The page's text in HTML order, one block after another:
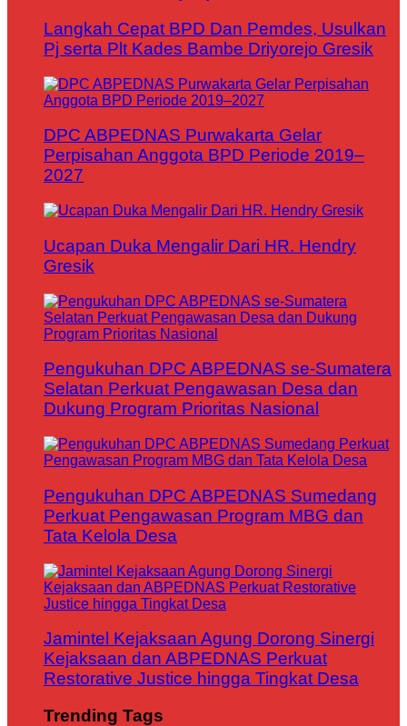
Langkah Cepat BPD Dan Pemdes, Usulkan
Pj serta Plt Kades Bambe Driyorejo Gresik
DPC ABPEDNAS Purwakarta Gelar
Perpisahan Anggota BPD Periode 2019–
2027
Ucapan Duka Mengalir Dari HR. Hendry
Gresik
Pengukuhan DPC ABPEDNAS se-Sumatera
Selatan Perkuat Pengawasan Desa dan
Dukung Program Prioritas Nasional
Pengukuhan DPC ABPEDNAS Sumedang
Perkuat Pengawasan Program MBG dan
Tata Kelola Desa
Jamintel Kejaksaan Agung Dorong Sinergi
Kejaksaan dan ABPEDNAS Perkuat
Restorative Justice hingga Tingkat Desa
Trending Tags